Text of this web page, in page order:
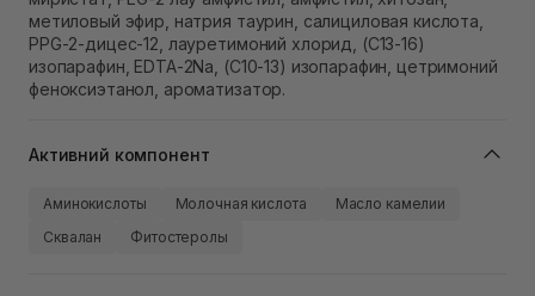
метиловый эфир, натрия таурин, салициловая кислота,
PPG-2-дицес-12, лауретимоний хлорид, (C13-16)
изопарафин, EDTA-2Na, (C10-13) изопарафин, цетримоний
феноксиэтанол, ароматизатор.
Активний компонент
Аминокислоты Молочная кислота
Масло камелии
Сквалан
Фитостеролы